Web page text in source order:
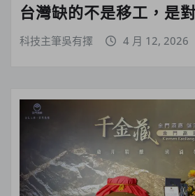
台灣缺的不是移工，是
科技主筆吳有擇 4 月 12, 2026